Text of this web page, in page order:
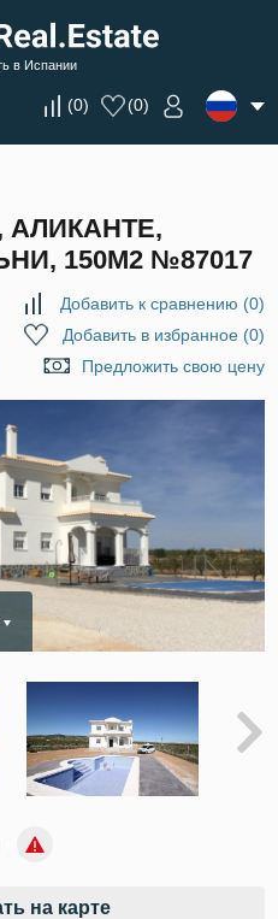
в Испании
(0) (0)
150М2 №87017
Добавить к сравнению (0)
Добавить в избранное(0)
Предложить свою цену
на карте